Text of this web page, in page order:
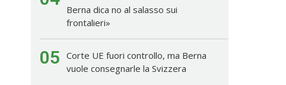
Berna dica no al salasso sui
frontalieri»
05 Corte UE fuori controllo, ma Berna
vuole consegnarle la Svizzera